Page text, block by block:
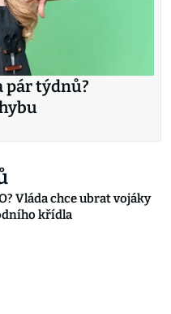
pár týdnů?
Vláda chce ubrat vojáky
křídla